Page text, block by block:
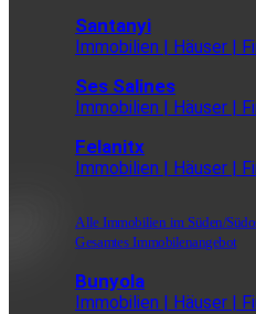
Santanyi
Immobilien | Häuser |
Ses Salines
Immobilien | Häuser |
Felanitx
Immobilien | Häuser |
Alle Immobilien im Süden/
Gesamtes Immobilenangebot
Bunyola
Immobilien | Häuser |